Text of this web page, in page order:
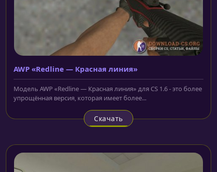
AWP «Redline — Красная линия»
Модель AWP «Redline — Красная линия» для CS 1.6 - это более
упрощённая версия, которая имеет более...
Скачать